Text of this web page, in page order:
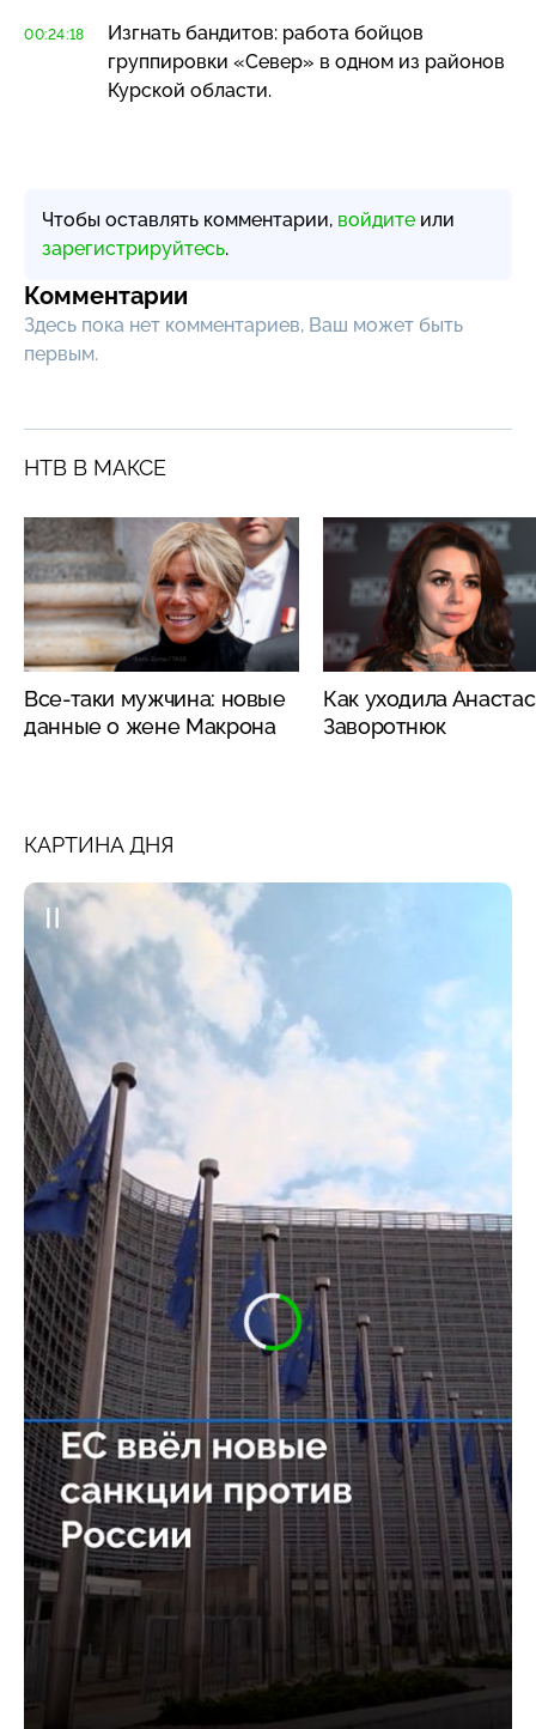
00:24:18
Изгнать бандитов: работа бойцов
группировки «Север» в одном из районов
Курской области.
Чтобы оставлять комментарии, войдите или
зарегистрируйтесь.
Комментарии
Здесь пока нет комментариев, Ваш может быть
первым.
НТВ В МАКСЕ
Все-таки мужчина: новые
данные о жене Макрона
Как уходила
Заворотнюк
КАРТИНА ДНЯ